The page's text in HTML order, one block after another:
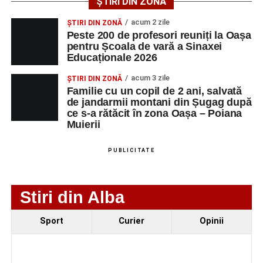
spectatorii au răsplătit prestațiile cu aplauze îndelungate.
Evenimentul face parte din programulString Symphonic
Camp 2026, proiect susținut de Rotary Club Alba Iulia
care urmărește să ofere tinerilor muzicieni oportunitatea
ȘTIRI DIN ZONĂ acum 2 zile
Peste 200 de profesori reuniți la Oașa
pentru Școala de vară a Sinaxei
Educaționale 2026
ȘTIRI DIN ZONĂ acum 3 zile
Familie cu un copil de 2 ani, salvată
de jandarmii montani din Șugag după
ce s-a rătăcit în zona Oașa – Poiana
Muierii
PUBLICITATE
Stiri din Alba
Sport Curier Opinii